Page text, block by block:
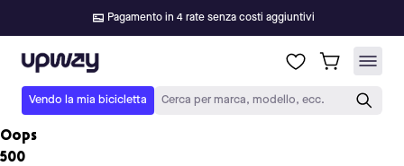
Pagamento in 4 rate senza costi aggiuntivi
Upway
Vendo la mia bicicletta Cerca per marca, modello, ecc.
Oops
500